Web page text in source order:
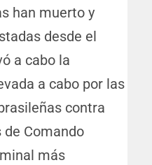
han muerto y
desde el
a cabo la
a cabo por las
contra
Comando
más